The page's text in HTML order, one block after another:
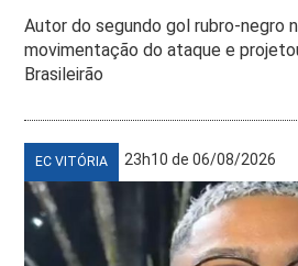
Autor do segundo gol rubro-negro
movimentação do ataque e
Brasileirão
EC VITÓRIA 23h10 de 06/08/2026